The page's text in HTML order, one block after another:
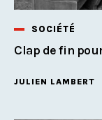
SOCIÉTÉ
Clap de fin
JULIEN LAMBERT